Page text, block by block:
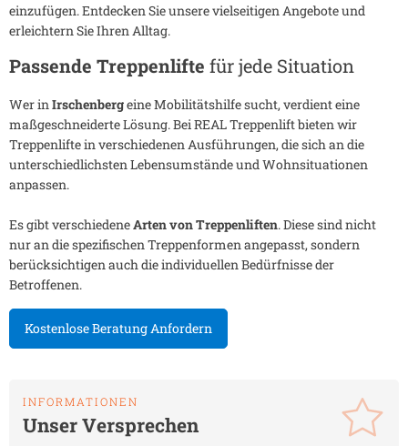
einzufügen. Entdecken Sie unsere vielseitigen Angebote und
erleichtern Sie Ihren Alltag.
Passende Treppenlifte für jede Situation
Wer inIrschenbergeine Mobilitätshilfe sucht, verdient eine
maßgeschneiderte Lösung. Bei REAL Treppenlift bieten wir
Treppenlifte in verschiedenen Ausführungen, die sich an die
unterschiedlichsten Lebensumstände und Wohnsituationen
anpassen.
Es gibt verschiedeneArten von Treppenliften. Diese sind nicht
nur an die spezifischen Treppenformen angepasst, sondern
berücksichtigen auch die individuellen Bedürfnisse der
Betroffenen.
Kostenlose Beratung Anfordern
INFORMATIONEN
Unser Versprechen